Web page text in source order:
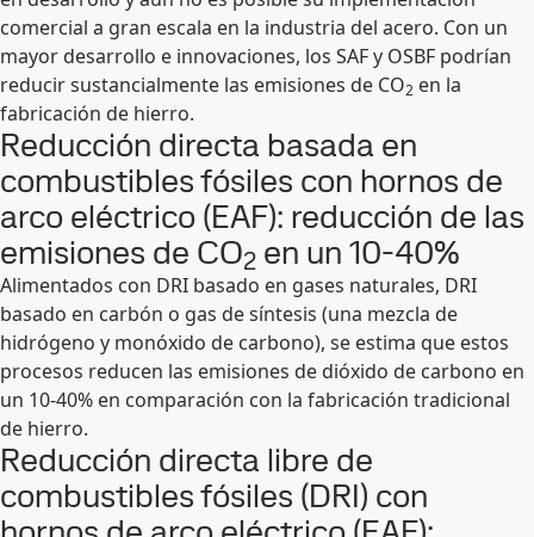
comercial a gran escala en la industria del acero. Con un
mayor desarrollo e innovaciones, los SAF y OSBF podrían
reducir sustancialmente las emisiones de CO2 en la
fabricación de hierro.
Reducción directa basada en
combustibles fósiles con hornos de
arco eléctrico (EAF): reducción de las
emisiones de CO2 en un 10-40%
Alimentados con DRI basado en gases naturales, DRI
basado en carbón o gas de síntesis (una mezcla de
hidrógeno y monóxido de carbono), se estima que estos
procesos reducen las emisiones de dióxido de carbono en
un 10-40% en comparación con la fabricación tradicional
de hierro.
Reducción directa libre de
combustibles fósiles (DRI) con